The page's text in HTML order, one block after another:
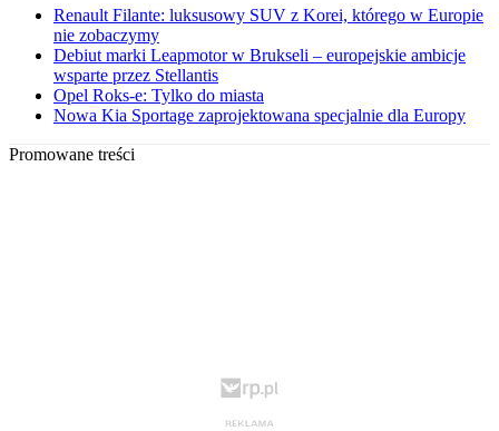
Renault Filante: luksusowy SUV z Korei, którego w Europie
nie zobaczymy
Debiut marki Leapmotor w Brukseli – europejskie ambicje
wsparte przez Stellantis
Opel Roks-e: Tylko do miasta
Nowa Kia Sportage zaprojektowana specjalnie dla Europy
Promowane treści